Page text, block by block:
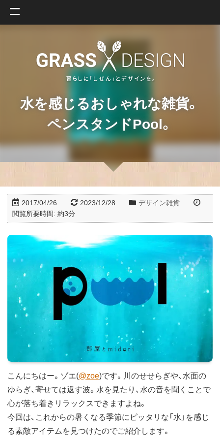
水を感じるおしゃれな雑貨。
ペンスタンドPool。
2017/04/26 2023/12/28
デザイン雑貨
閲覧所要時間: 約3分
こんにちはー。ゾエ(@zoe)です。川のせせらぎや、水面の
ゆらぎ、寄せては返す波。水を見たり、水の音を聞くことで
心が落ち着きリラックスできますよね。
今回は、これからの暑くなる季節にピッタリな「水」を感じ
る素敵アイテムを見つけたのでご紹介します。